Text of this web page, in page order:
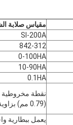
مقياس صلابة
SI-200A
842-312
0-100HA
10-90HA
0.1HA
نقطة
(0.79 مم) بزاوية 35 درجة